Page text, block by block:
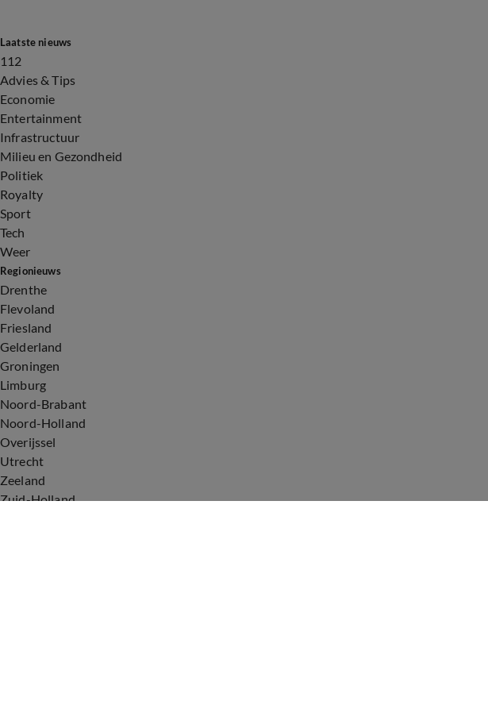
Laatste nieuws
112
Advies & Tips
Economie
Entertainment
Infrastructuur
Milieu en Gezondheid
Politiek
Royalty
Sport
Tech
Weer
Regionieuws
Drenthe
Flevoland
Friesland
Gelderland
Groningen
Limburg
Noord-Brabant
Noord-Holland
Overijssel
Utrecht
Zeeland
Zuid-Holland